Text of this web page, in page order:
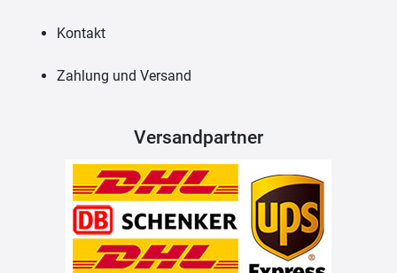
Kontakt
Zahlung und Versand
Versandpartner